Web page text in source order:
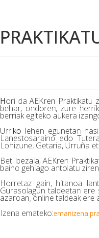
Hori da AEKren Praktikatu
behar; ondoren, zure
berriak egiteko aukera
Urriko lehen egunetan
Lanestosaraino edo
Lohizune, Getaria, Urruña
Beti bezala, AEKren
baino gehiago antolatu
Horretaz gain, hitanoa
Gurasolagun taldeetan ere
azaroan, online taldeak ere
Izena emateko: